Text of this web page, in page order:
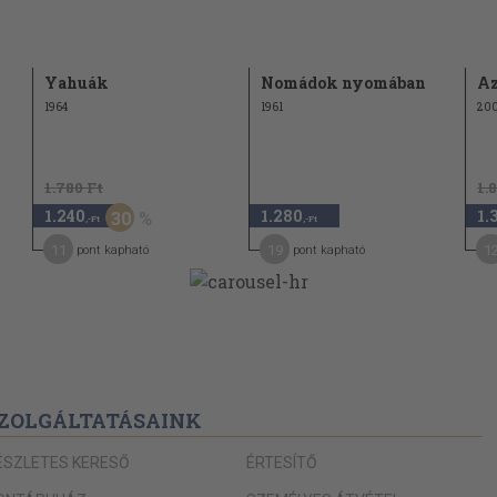
Yahuák
1964
1.780 Ft
1.240 ,-Ft 30
pont kapható
Nomádok nyomában
1961
1.280 ,-Ft
pont kapható
KERESŐ ÉRTESÍTŐ